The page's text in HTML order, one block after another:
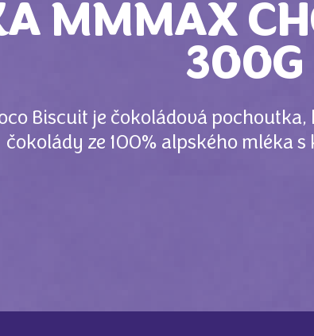
MMMAX
300G
Biscuit je čokoládová
čokolády ze 100% alpského mléka